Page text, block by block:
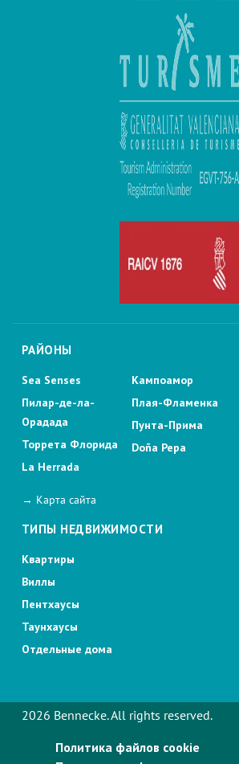
РАЙОНЫ
Sea Senses
Пилар-де-ла-
Орадада
Торрета Флорида
La Herrada
Кампоамор
Плая-Фламенка
Пунта-Прима
Doña Pepa
→ Карта сайта
ТИПЫ НЕДВИЖИМОСТИ
Квартиры
Виллы
Пентхаусы
Таунхаусы
Отдельные дома
2026 Bennecke. All rights reserved.
Политика файлов cookie